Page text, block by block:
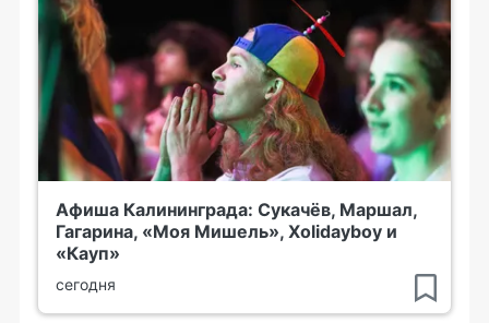
Афиша Калининграда: Сукачёв, Маршал,
Гагарина, «Моя Мишель», Xolidayboy и
«Кауп»
сегодня